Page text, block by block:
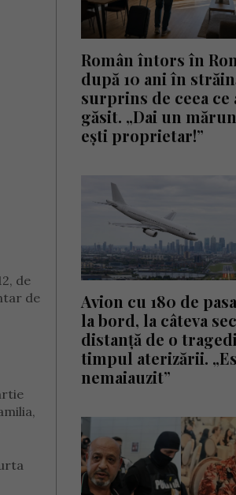
de
de
Român întors în
după 10 ani în
surprins de ceea ce
găsit. „Dai un
ești proprietar!”
Avion cu 180 de
la bord, la câteva
distanță de o
timpul aterizării.
nemaiauzit”